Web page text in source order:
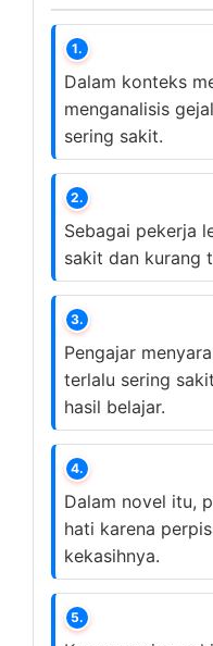
1.
Dalam konteks
menganalisis
sering sakit.
2.
Sebagai pekerja
sakit dan kurang
3.
Pengajar
terlalu sering
hasil belajar.
4.
Dalam novel itu,
hati karena
kekasihnya.
5.